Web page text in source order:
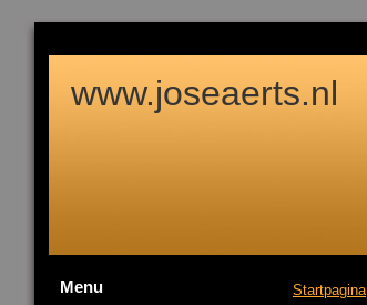
www.joseaerts.nl
Startpagina
Menu